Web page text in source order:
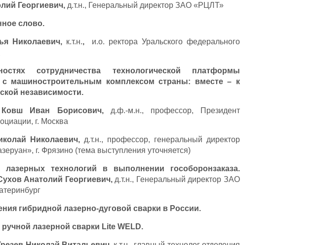
Георгиевич, д.т.н., Генеральный директор ЗАО «РЦЛТ»
слово.
Николаевич, к.т.н., и.о. ректора Уральского федерального
сотрудничества технологической платформы
с машиностроительным комплексом страны: вместе – к
независимости.
Ковш Иван Борисович,д.ф.-м.н., профессор, Президент
г. Москва
Николаевич, д.т.н., профессор, генеральный директор
г. Фрязино (тема выступления уточняется)
лазерных технологий в выполнении гособоронзаказа.
Анатолий Георгиевич, д.т.н., Генеральный директор ЗАО
гибридной лазерно-дуговой сварки в России.
лазерной сварки Lite WELD.